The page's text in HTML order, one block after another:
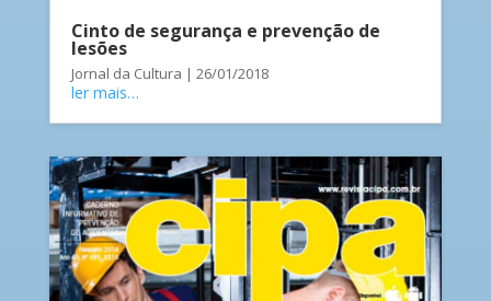
Cinto de segurança e prevenção de
lesões
Jornal da Cultura | 26/01/2018
ler mais…